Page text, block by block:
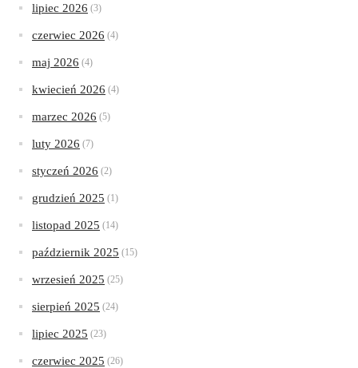
lipiec 2026 (3)
czerwiec 2026 (4)
maj 2026 (4)
kwiecień 2026 (4)
marzec 2026 (5)
luty 2026 (7)
styczeń 2026 (2)
grudzień 2025 (1)
listopad 2025 (14)
październik 2025 (15)
wrzesień 2025 (25)
sierpień 2025 (24)
lipiec 2025 (23)
czerwiec 2025 (26)